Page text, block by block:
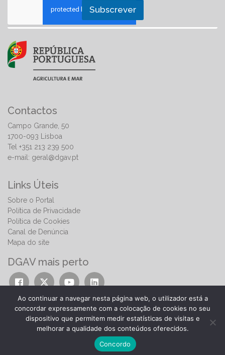
Subscrever
Contactos
Campo Grande, 50
1700-093 Lisboa
Tel +351 213 239 500
e-mail: geral@dgav.pt
Links Úteis
Sobre o Portal
Política de Privacidade
Política de Cookies
Canal de Denúncia
Mapa do site
DGAV mais perto
© 2026 | Direção-Geral de Alimentação e Veterinária
Ao continuar a navegar nesta página web, o utilizador está a
concordar expressamente com a colocação de cookies no seu
dispositivo que permitem medir estatísticas de visitas e
melhorar a qualidade dos conteúdos oferecidos.
Concordo